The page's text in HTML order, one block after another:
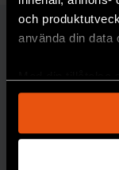
och
använda din data
som kan ha
Identifiera
för specifika
SAMHÄLLE